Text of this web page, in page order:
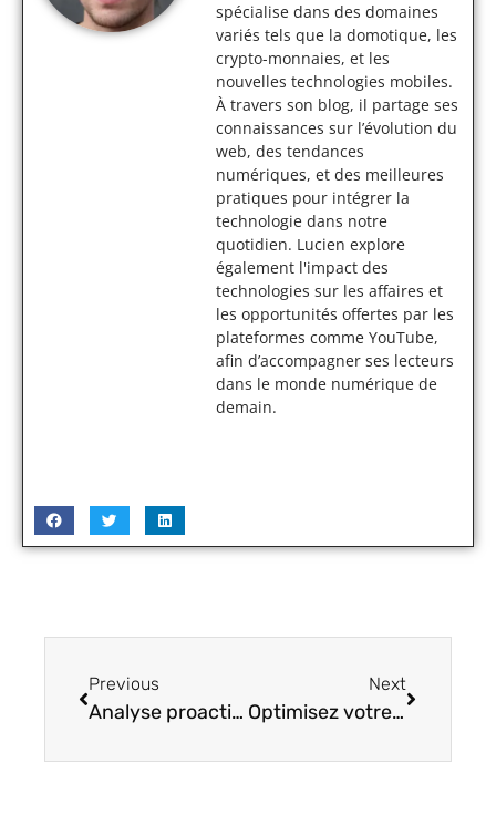
spécialise dans des domaines
variés tels que la domotique, les
crypto-monnaies, et les
nouvelles technologies mobiles.
À travers son blog, il partage ses
connaissances sur l’évolution du
web, des tendances
numériques, et des meilleures
pratiques pour intégrer la
technologie dans notre
quotidien. Lucien explore
également l'impact des
technologies sur les affaires et
les opportunités offertes par les
plateformes comme YouTube,
afin d’accompagner ses lecteurs
dans le monde numérique de
demain.
Previous
Analyse proactive : augmentez votre tranquillité avec un suivi continu de votre site web
Next
Optimisez votre expérience avec Zimbra Free : 5 astuces incontournables